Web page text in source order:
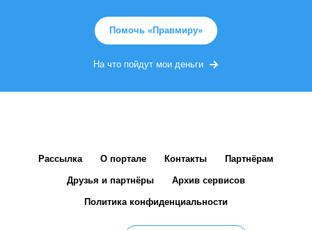
Помочь «Правмиру»
На что пойдут мои деньги
Рассылка О портале Контакты Партнёрам
Друзья и партнёры Архив сервисов
Политика конфиденциальности